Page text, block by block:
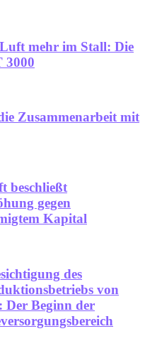
mehr im Stall: Die
3000
Zusammenarbeit mit
beschließt
gegen
Kapital
des
von
Der Beginn der